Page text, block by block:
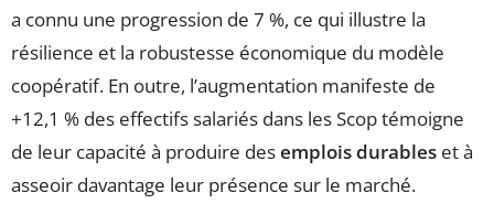
a connu une progression de 7 %, ce qui illustre la
résilience et la robustesse économique du modèle
coopératif. En outre, l’augmentation manifeste de
+12,1 % des effectifs salariés dans les Scop témoigne
de leur capacité à produire desemplois durables et à
asseoir davantage leur présence sur le marché.